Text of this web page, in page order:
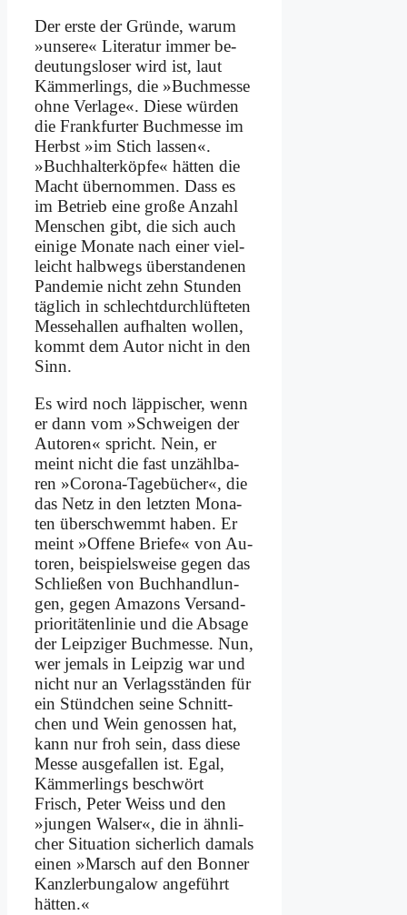
Der er­ste der Grün­de, war­um
»un­se­re« Li­te­ra­tur im­mer be­
deu­tungs­lo­ser wird ist, laut
Käm­mer­lings, die »Buch­mes­se
oh­ne Ver­la­ge«. Die­se wür­den
die Frank­fur­ter Buch­mes­se im
Herbst »im Stich las­sen«.
»Buch­hal­ter­köp­fe« hät­ten die
Macht über­nom­men. Dass es
im Be­trieb ei­ne gro­ße An­zahl
Men­schen gibt, die sich auch
ei­ni­ge Mo­na­te nach ei­ner viel­
leicht halb­wegs über­stan­de­nen
Pan­de­mie nicht zehn Stun­den
täg­lich in schlecht­durch­lüf­te­ten
Mes­se­hal­len auf­hal­ten wol­len,
kommt dem Au­tor nicht in den
Sinn.
Es wird noch läp­pi­scher, wenn
er dann vom »Schwei­gen der
Au­toren« spricht. Nein, er
meint nicht die fast un­zähl­ba­
ren »Co­ro­na-Ta­ge­bü­cher«, die
das Netz in den letz­ten Mo­na­
ten über­schwemmt ha­ben. Er
meint »Of­fe­ne Brie­fe« von Au­
toren, bei­spiels­wei­se ge­gen das
Schlie­ßen von Buch­hand­lun­
gen, ge­gen Ama­zons Ver­sand­
prio­ri­tä­ten­li­nie und die Ab­sa­ge
der Leip­zi­ger Buch­mes­se. Nun,
wer je­mals in Leip­zig war und
nicht nur an Ver­lags­stän­den für
ein Stünd­chen sei­ne Schnitt­
chen und Wein ge­nos­sen hat,
kann nur froh sein, dass die­se
Mes­se aus­ge­fal­len ist. Egal,
Käm­mer­lings be­schwört
Frisch, Pe­ter Weiss und den
»jun­gen Wal­ser«, die in ähn­li­
cher Si­tua­ti­on si­cher­lich da­mals
ei­nen »Marsch auf den Bon­ner
Kanz­ler­bun­ga­low an­ge­führt
hät­ten.«